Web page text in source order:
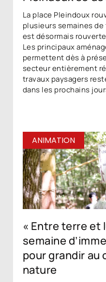
La place Pleindoux
plusieurs semaines
est désormais
Les principaux
permettent dès à
secteur entièrement
travaux paysagers
dans les prochains
ANIMATION
« Entre terre et
semaine
pour grandir au
nature